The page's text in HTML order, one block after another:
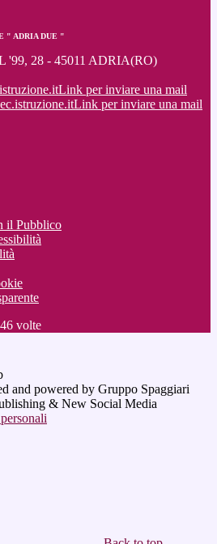
" ADRIA DUE "
28 - 45011 ADRIA(RO)
Link per inviare una mail
Link per inviare una mail
il Pubblico
volte
and powered by Gruppo Spaggiari
& New Social Media